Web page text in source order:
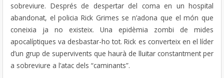
sobreviure. Després de despertar del coma en un hospital
abandonat, el policia Rick Grimes se n’adona que el món que
coneixia ja no existeix. Una epidèmia zombi de mides
apocalíptiques va desbastar-ho tot. Rick es converteix en el líder
d’un grup de supervivents que haurà de lluitar constantment per
a sobreviure a l’atac dels “caminants”.